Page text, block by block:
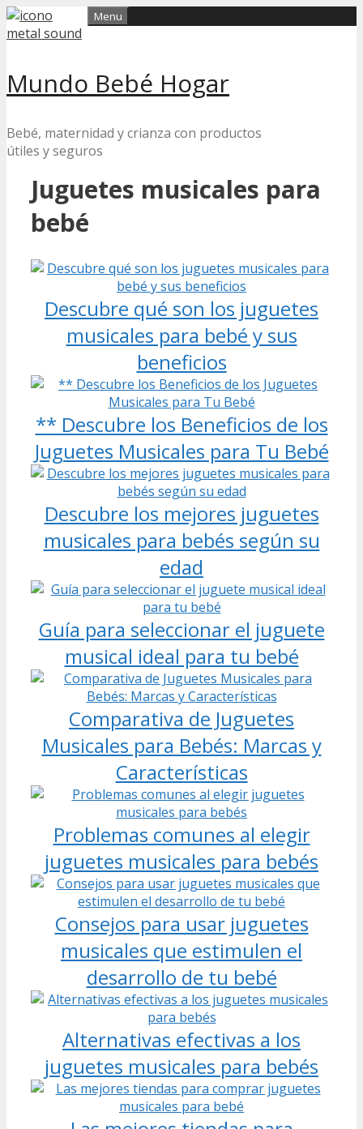
Skip
to
Mundo Bebé Hogar
Bebé, maternidad y crianza con productos
útiles y seguros
Menu
Juguetes musicales para
bebé
Descubre qué son los juguetes
musicales para bebé y sus
beneficios
** Descubre los Beneficios de los
Juguetes Musicales para Tu Bebé
Descubre los mejores juguetes
musicales para bebés según su
edad
Guía para seleccionar el juguete
musical ideal para tu bebé
Comparativa de Juguetes
Musicales para Bebés: Marcas y
Características
Problemas comunes al elegir
juguetes musicales para bebés
Consejos para usar juguetes
musicales que estimulen el
desarrollo de tu bebé
Alternativas efectivas a los
juguetes musicales para bebés